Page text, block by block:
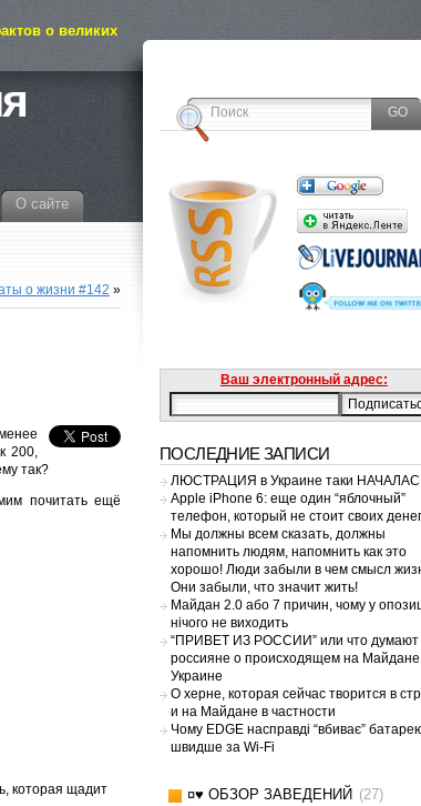
о великих
О сайте
о жизни #142 »
200,
так?
почитать ещё
которая щадит
Ваш электронный адрес:
ПОСЛЕДНИЕ ЗАПИСИ
ЛЮСТРАЦИЯ в Украине таки
Apple iPhone 6: еще один “яблочный”
телефон, который не стоит своих денег
Мы должны всем сказать, должны
напомнить людям, напомнить как это
хорошо! Люди забыли в чем смысл
Они забыли, что значит жить!
Майдан 2.0 або 7 причин, чому у
нічого не виходить
“ПРИВЕТ ИЗ РОССИИ” или что думают
россияне о происходящем на Майдане
Украине
О херне, которая сейчас творится в
и на Майдане в частности
Чому EDGE насправді “вбиває”
швидше за Wi-Fi
¤♥ ОБЗОР ЗАВЕДЕНИЙ (27)